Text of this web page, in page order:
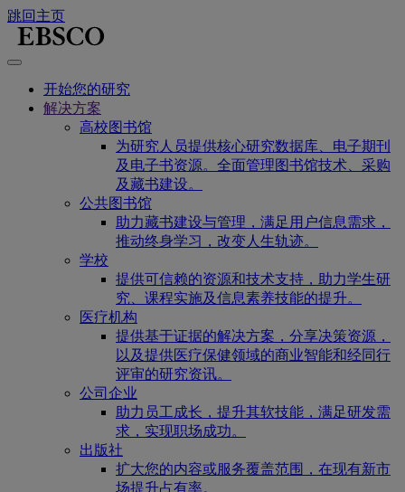
跳回主页
开始您的研究
解决方案
高校图书馆
为研究人员提供核心研究数据库、电子期刊
及电子书资源。全面管理图书馆技术、采购
及藏书建设。
公共图书馆
助力藏书建设与管理，满足用户信息需求，
推动终身学习，改变人生轨迹。
学校
提供可信赖的资源和技术支持，助力学生研
究、课程实施及信息素养技能的提升。
医疗机构
提供基于证据的解决方案，分享决策资源，
以及提供医疗保健领域的商业智能和经同行
评审的研究资讯。
公司企业
助力员工成长，提升其软技能，满足研发需
求，实现职场成功。
出版社
扩大您的内容或服务覆盖范围，在现有新市
场提升占有率。